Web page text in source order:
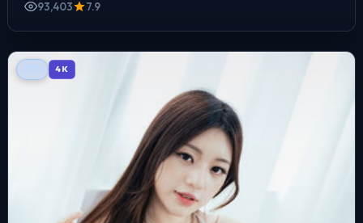
93,403
7.9
4K